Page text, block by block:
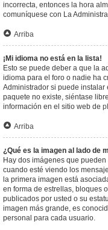
incorrecta, entonces la hora
comuníquese con La
Arriba
¡Mi idioma no está en la lista!
Esto se puede deber a que la
idioma para el foro o nadie ha
Administrador si puede instalar
paquete no existe, siéntase
información en el sitio web de
Arriba
¿Qué es la imagen al lado de
Hay dos imágenes que
cuando esté viendo los
la primera imagen está
en forma de estrellas, bloques
publicados por usted o su
imagen más grande, es
personal para cada usuario.